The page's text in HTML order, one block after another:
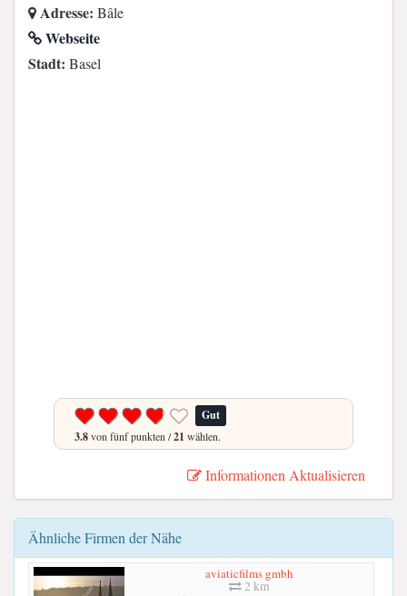
Adresse: Bâle
Webseite
Stadt: Basel
Gut
3.8von fünf punkten /21 wählen.
Informationen Aktualisieren
Ähnliche Firmen der Nähe
aviaticfilms gmbh
2 km